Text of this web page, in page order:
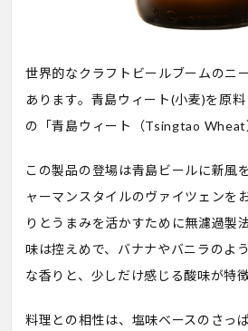
世界的なクラフトビールブームのニ
あります。青島ウィート(小麦)を原
の「青島ウィート（Tsingtao Wheat
この製品の登場は青島ビールに新風
ャーマンスタイルのヴァイツェンを
りとうまみを活かすために無濾過製
味は控えめで、バナナやバニラのよ
な香りと、少しだけ感じる酸味が特徴
料理との相性は、塩味ベースのさっ